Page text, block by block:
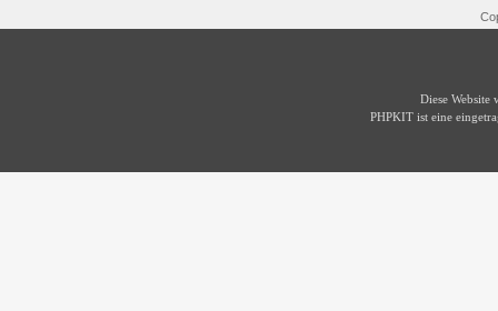
Diese Website
PHPKIT ist eine